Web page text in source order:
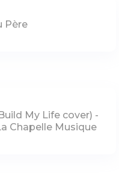
Père
My Life cover) -
Chapelle Musique